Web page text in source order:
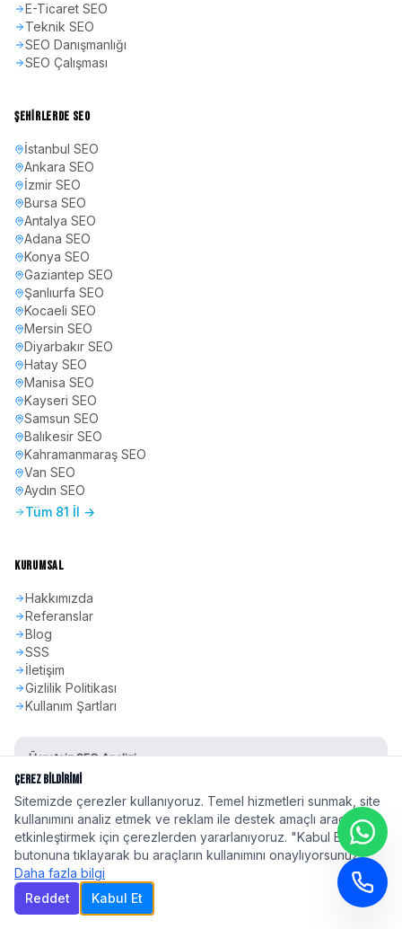
E-Ticaret SEO
Teknik SEO
SEO Danışmanlığı
SEO Çalışması
ŞEHIRLERDE SEO
İstanbul SEO
Ankara SEO
İzmir SEO
Bursa SEO
Antalya SEO
Adana SEO
Konya SEO
Gaziantep SEO
Şanlıurfa SEO
Kocaeli SEO
Mersin SEO
Diyarbakır SEO
Hatay SEO
Manisa SEO
Kayseri SEO
Samsun SEO
Balıkesir SEO
Kahramanmaraş SEO
Van SEO
Aydın SEO
Tüm 81 İl →
KURUMSAL
Hakkımızda
Referanslar
Blog
SSS
İletişim
Gizlilik Politikası
Kullanım Şartları
Ücretsiz SEO Analizi
Sitenizin SEO skorunu öğrenin
Hemen Başla
©2026seoadspro.com - Profesyonel SEO Ajansı. Tüm hakları saklıdır.
Çerez Bildirimi
Sitemizde çerezler kullanıyoruz. Temel hizmetleri sunmak, site
kullanımını analiz etmek ve reklam ile destek amaçlı araçları
etkinleştirmek için çerezlerden yararlanıyoruz. "Kabul Et"
butonuna tıklayarak bu araçların kullanımını onaylıyorsunuz.
Daha fazla bilgi
Reddet
Kabul Et